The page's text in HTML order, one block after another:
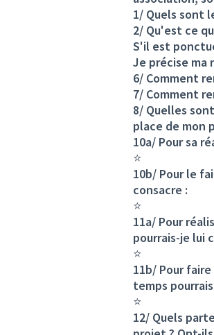
1/ Quels sont
2/ Qu'est ce
S'il est
Je précise ma
6/ Comment
7/ Comment
8/ Quelles
place de mon
10a/ Pour sa
⭐
10b/ Pour le
consacre :
⭐
11a/ Pour
pourrais-je lui
⭐
11b/ Pour
temps
⭐
12/ Quels